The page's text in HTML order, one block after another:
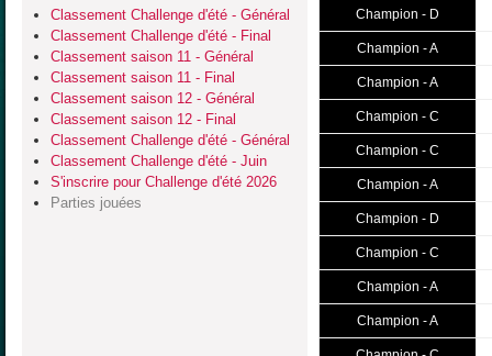
Classement Challenge d'été - Général
Classement Challenge d'été - Final
Classement saison 11 - Général
Classement saison 11 - Final
Classement saison 12 - Général
Classement saison 12 - Final
Classement Challenge d'été - Général
Classement Challenge d'été - Juin
S'inscrire pour Challenge d'été 2026
Parties jouées
Champion - D
Champion - A
Champion - A
Champion - C
Champion - C
Champion - A
Champion - D
Champion - C
Champion - A
Champion - A